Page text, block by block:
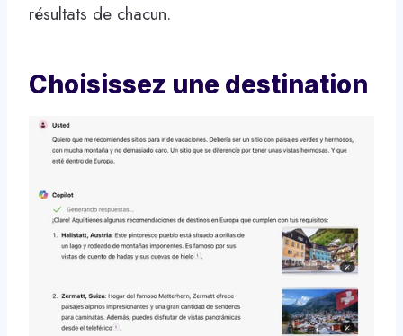
résultats de chacun.
Choisissez une destination